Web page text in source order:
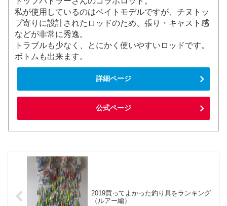
私が使用しているのはベイトモデルですが、チヌトッ
プ寄りに設計されたロッドのため、張り・キャスト感
などが非常に秀逸。
トラブルも少なく、とにかく使いやすいロッドです。
ボトムも出来ます。
詳細ページ
公式ページ
2019買ってよかった釣り具をランキング
（ルアー編）